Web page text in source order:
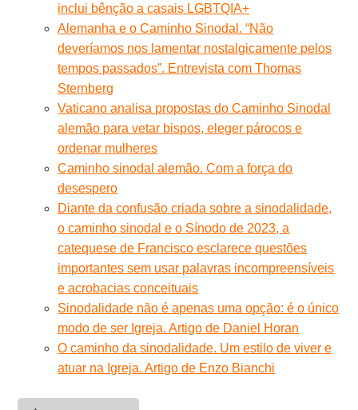
inclui bênção a casais LGBTQIA+
Alemanha e o Caminho Sinodal. “Não
deveríamos nos lamentar nostalgicamente pelos
tempos passados”. Entrevista com Thomas
Sternberg
Vaticano analisa propostas do Caminho Sinodal
alemão para vetar bispos, eleger párocos e
ordenar mulheres
Caminho sinodal alemão. Com a força do
desespero
Diante da confusão criada sobre a sinodalidade,
o caminho sinodal e o Sínodo de 2023, a
catequese de Francisco esclarece questões
importantes sem usar palavras incompreensíveis
e acrobacias conceituais
Sinodalidade não é apenas uma opção: é o único
modo de ser Igreja. Artigo de Daniel Horan
O caminho da sinodalidade. Um estilo de viver e
atuar na Igreja. Artigo de Enzo Bianchi